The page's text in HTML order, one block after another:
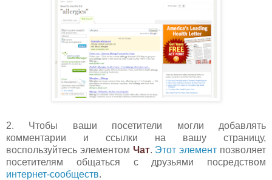
2. Чтобы ваши посетители могли добавлять
комментарии и ссылки на вашу страницу,
воспользуйтесь элементом Чат. Этот элемент позволяет
посетителям общаться с друзьями посредством
интернет-сообществ.